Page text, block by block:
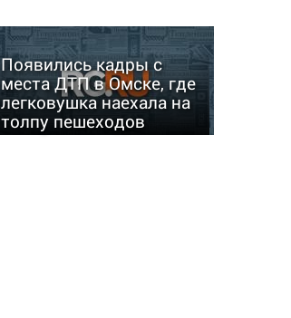
Появились кадры с
места ДТП в Омске, где
легковушка наехала на
толпу пешеходов